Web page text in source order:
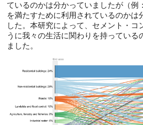
ているのかは分かっていましたが（例
を満たすために利用されているのかは
した。本研究によって、セメント・コ
うに我々の生活に関わりを持っている
ました。